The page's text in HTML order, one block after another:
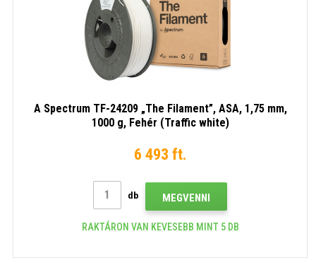
A Spectrum TF-24209 „The Filament”, ASA, 1,75 mm,
1000 g, Fehér (Traffic white)
6 493 ft.
db MEGVENNI
RAKTÁRON VAN KEVESEBB MINT 5 DB